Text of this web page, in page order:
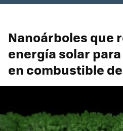
Nanoárboles que
energía solar
en combustible